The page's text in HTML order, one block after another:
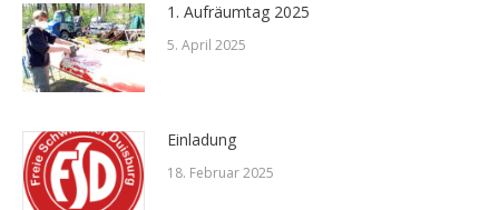
1. Aufräumtag 2025
5. April 2025
Einladung
18. Februar 2025